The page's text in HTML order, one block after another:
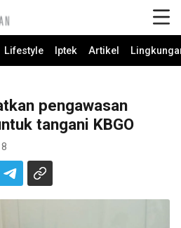
Lifestyle Iptek Artikel
pengawasan
tangani KBGO